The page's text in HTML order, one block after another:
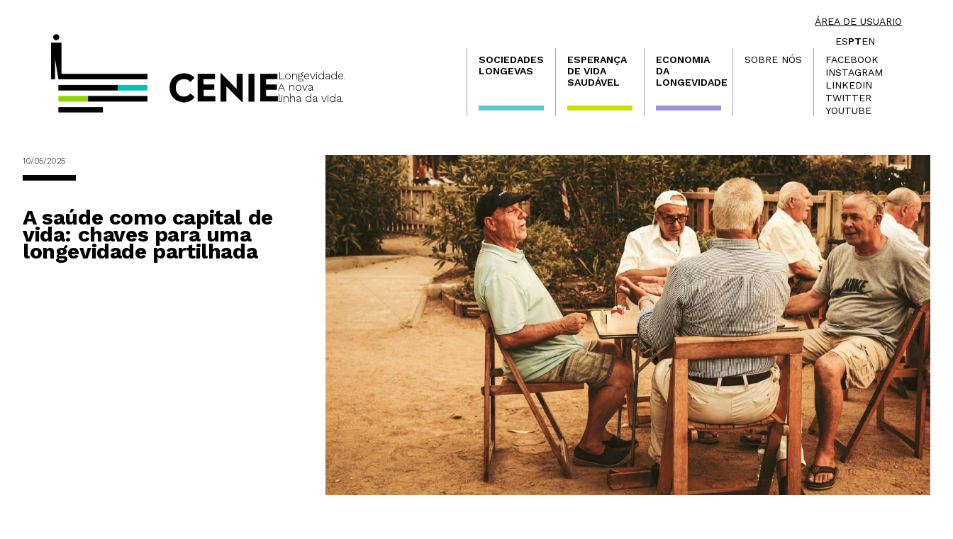
ÁREA DE USUARIO
Longevidade.
A nova
linha da vida.
ESPTEN
Navegación
principal
SOCIEDADES
LONGEVAS
ESPERANÇA
DE VIDA
SAUDÁVEL
ECONOMIA
DA
LONGEVIDADE
SOBRE NÓS
FACEBOOK
INSTAGRAM
LINKEDIN
TWITTER
YOUTUBE
10/05/2025
A saúde como capital de
vida: chaves para uma
longevidade partilhada